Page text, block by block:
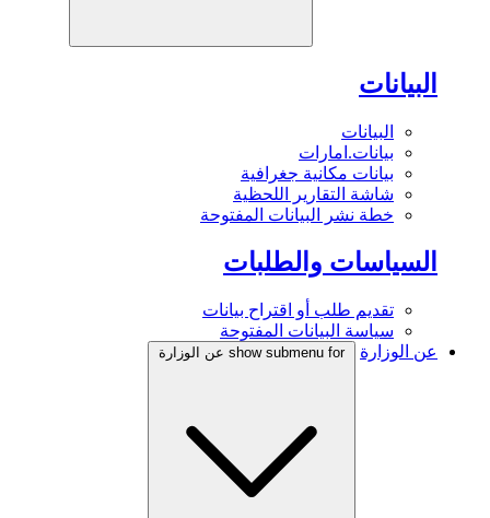
البيانات
البيانات
بيانات.امارات
بيانات مكانية جغرافية
شاشة التقارير اللحظية
خطة نشر البيانات المفتوحة
السياسات والطلبات
تقديم طلب أو اقتراح بيانات
سياسة البيانات المفتوحة
عن الوزارة
show submenu for عن الوزارة